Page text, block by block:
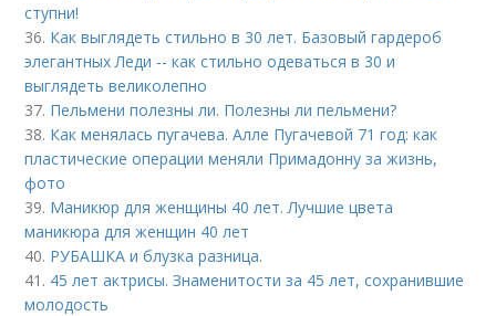
ступни!
36. Как выглядеть стильно в 30 лет. Базовый гардероб
элегантных Леди -- как стильно одеваться в 30 и
выглядеть великолепно
37. Пельмени полезны ли. Полезны ли пельмени?
38. Как менялась пугачева. Алле Пугачевой 71 год: как
пластические операции меняли Примадонну за жизнь,
фото
39. Маникюр для женщины 40 лет. Лучшие цвета
маникюра для женщин 40 лет
40. РУБАШКА и блузка разница.
41. 45 лет актрисы. Знаменитости за 45 лет, сохранившие
молодость